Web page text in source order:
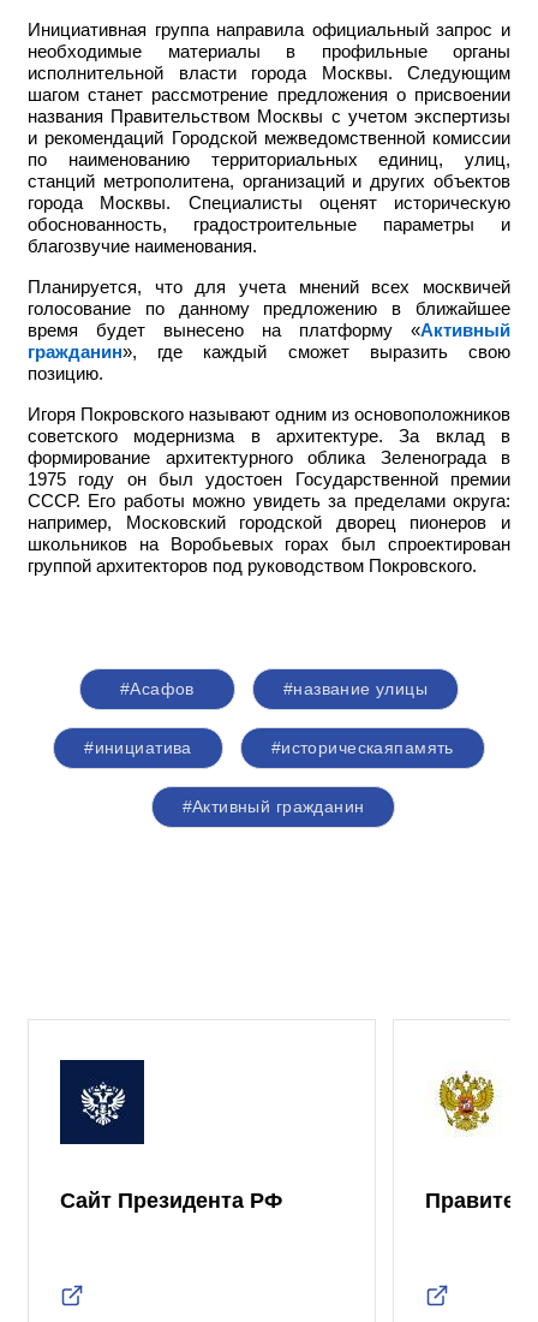
Инициативная группа направила официальный запрос и
необходимые материалы в профильные органы
исполнительной власти города Москвы. Следующим
шагом станет рассмотрение предложения о присвоении
названия Правительством Москвы с учетом экспертизы
и рекомендаций Городской межведомственной комиссии
по наименованию территориальных единиц, улиц,
станций метрополитена, организаций и других объектов
города Москвы. Специалисты оценят историческую
обоснованность, градостроительные параметры и
благозвучие наименования.
Планируется, что для учета мнений всех москвичей
голосование по данному предложению в ближайшее
время будет вынесено на платформу «Активный
гражданин», где каждый сможет выразить свою
позицию.
Игоря Покровского называют одним из основоположников
советского модернизма в архитектуре. За вклад в
формирование архитектурного облика Зеленограда в
1975 году он был удостоен Государственной премии
СССР. Его работы можно увидеть за пределами округа:
например,
Московский городской дворец пионеров и
школьников на Воробьевых горах был спроектирован
группой архитекторов под руководством Покровского.
#Асафов #название улицы
#инициатива #историческаяпамять
#Активный гражданин
Сайт Президента РФ